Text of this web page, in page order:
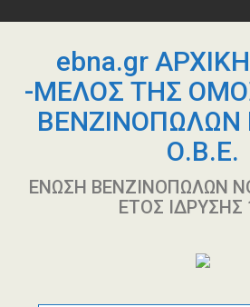
περιεχόμενοebna.gr
-ΜΕΛΟΣ ΤΗΣ
Ο.Β.Ε.
ΕΝΩΣΗ ΒΕΝΖΙΝΟΠΩΛΩΝ
ΕΤΟΣ ΙΔΡΥΣΗΣ